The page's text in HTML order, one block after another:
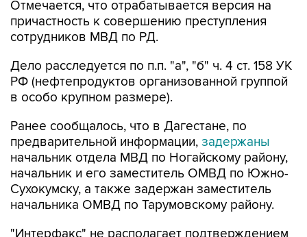
сотрудников МВД по РД.
Дело расследуется по п.п. "а", "б" ч. 4 ст. 158 УК
в особо крупном размере).
Ранее сообщалось, что в Дагестане, по
начальник отдела МВД по Ногайскому району,
начальник и его заместитель ОМВД по Южно-
Сухокумску, а также задержан заместитель
начальника ОМВД по Тарумовскому району.
"Интерфакс" не располагает подтверждением